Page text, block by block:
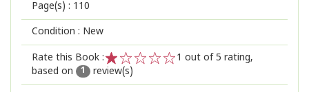
Page(s) : 110
Condition : New
Rate this Book :
2
1
1 out of 5 rating,
based on
1 review(s)